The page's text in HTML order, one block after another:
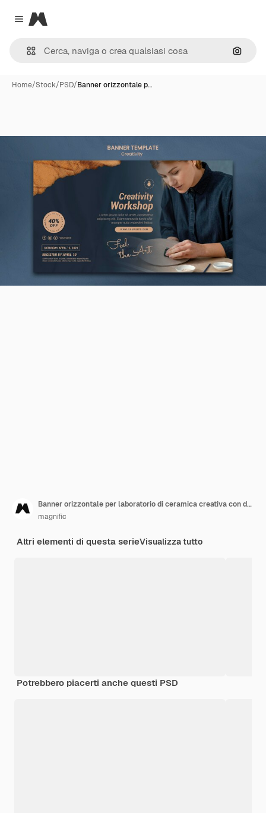
Close menu
Magnific
Cerca
Home/Stock/PSD/Banner orizzontale p…
Banner orizzontale per laboratorio di ceramica creativa con donna
magnific
Altri elementi di questa serieVisualizza tutto
Potrebbero piacerti anche questi PSD